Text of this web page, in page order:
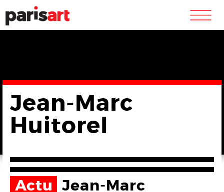
m
Jean-Marc
Huitorel
Actu Jean-Marc